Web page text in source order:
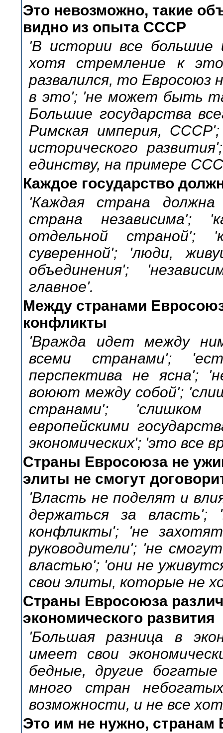
Это невозможно, такие
видно из опыта СССР
'В истории все большие
хотя стремление к
развалился, то Евросоюз
в это'; 'не может быть
Большие государства
Римская империя, СССР';
исторического
единству, на примере
Каждое государство
'Каждая страна
страна независима';
отдельной страной';
суверенной'; 'люди,
объединения';
главное'.
Между странами
конфликты
'Вражда идет между
всеми странами';
перспектива не ясна';
воюют между собой';
странами'; 'слишком
европейскими
экономических'; 'это все
Страны Евросоюза не
элиты не смогут
'Власть не поделят и
держаться за власть';
конфликты'; 'не
руководители'; 'не
властью'; 'они не
свои элиты, которые не
Страны Евросоюза
экономического развития
'Большая разница в
имеет свои
бедные, другие
много стран
возможности, и не все
Это им не нужно, странам